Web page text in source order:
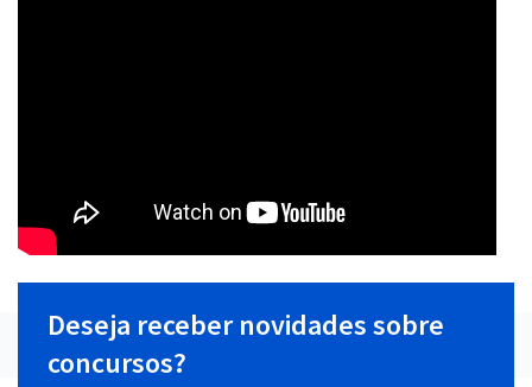
Deseja receber novidades sobre
concursos?